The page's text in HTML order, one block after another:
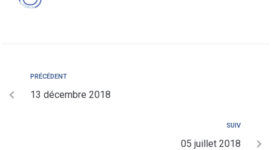
PRÉCÉDENT
13 décembre 2018
SUIV
05 juillet 2018